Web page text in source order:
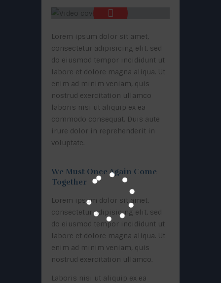
Lorem ipsum dolor sit amet,
consectetur adipisicing elit, sed
do eiusmod tempor incididunt ut
labore et dolore magna aliqua. Ut
enim ad minim veniam, quis
nostrud exercitation ullamco
laboris nisi ut aliquip ex ea
commodo consequat. Duis aute
irure dolor in reprehenderit in
voluptate.
We Must Once Again Come
Together
Lorem ipsum dolor sit amet,
consectetur adipisicing elit, sed
do eiusmod tempor incididunt ut
labore et dolore magna aliqua. Ut
enim ad minim veniam, quis
nostrud exercitation ullamco.
Laboris nisi ut aliquip ex ea